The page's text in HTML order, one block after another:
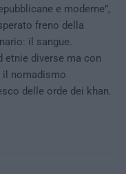
e moderne”,
freno della
il sangue.
etnie diverse ma con
il nomadismo
delle orde dei khan.